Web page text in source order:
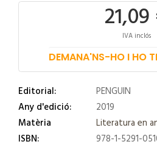
IVA inclós
DEMANA'NS-HO I HO
Editorial:
PENGUIN
Any d'edició:
2019
Matèria
Literatura en
ISBN:
978-1-5291-